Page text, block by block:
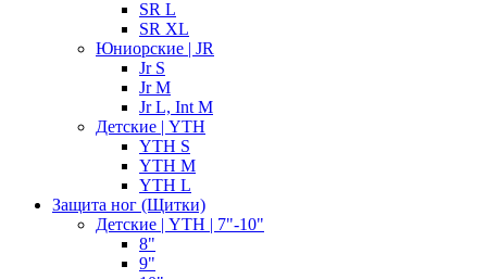
SR L
SR XL
Юниорские | JR
Jr S
Jr M
Jr L, Int M
Детские | YTH
YTH S
YTH M
YTH L
Защита ног (Щитки)
Детские | YTH | 7"-10"
8"
9"